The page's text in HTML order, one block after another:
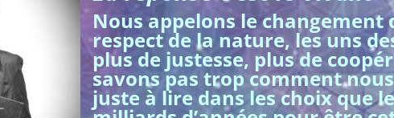
Nous appelons le
respect de la nature, les uns
plus de justesse, plus de
savons pas trop comment
juste à lire dans les choix que